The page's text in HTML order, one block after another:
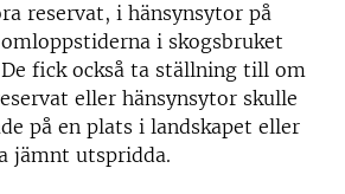
reservat, i hänsynsytor på
i skogsbruket
fick också ta ställning till om
eller hänsynsytor skulle
på en plats i landskapet eller
jämnt utspridda.